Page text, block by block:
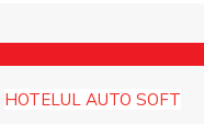
HOTELUL AUTO SOFT